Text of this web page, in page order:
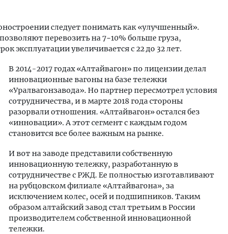
следует понимать как «улучшенный».
перевозить на 7−10% больше груза,
эксплуатации увеличивается с 22 до 32 лет.
В 2014-2017 годах «Алтайвагон» по лицензии делал
инновационные вагоны на базе тележки
«Уралвагонзавода». Но партнер пересмотрел условия
сотрудничества, и в марте 2018 года стороны
разорвали отношения. «Алтайвагон» остался без
«инновации». А этот сегмент с каждым годом
становится все более важным на рынке.
И вот на заводе представили собственную
инновационную тележку, разработанную в
сотрудничестве с РЖД. Ее полностью изготавливают
на рубцовском филиале «Алтайвагона», за
исключением колес, осей и подшипников. Таким
образом алтайский завод стал третьим в России
производителем собственной инновационной
тележки.